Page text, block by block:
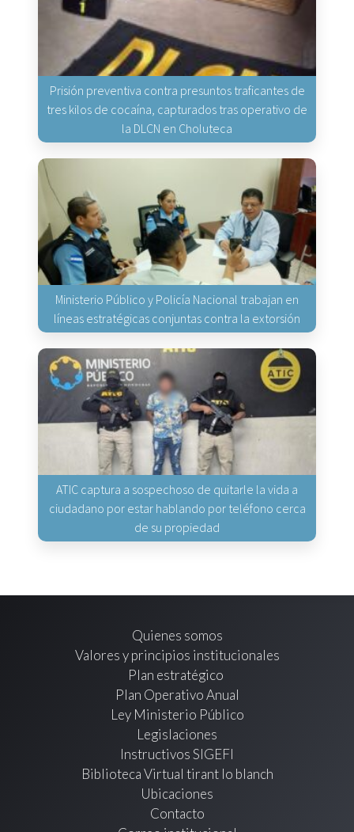
Prisión preventiva contra presuntos traficantes de
tres kilos de cocaína, capturados tras operativo de
la DLCN en Choluteca
Ministerio Público y Policía Nacional trabajan en
líneas estratégicas conjuntas contra la extorsión
ATIC captura a sospechoso de quitarle la vida a
ciudadano por estar hablando por teléfono cerca
de su propiedad
Quienes somos
Valores y principios institucionales
Plan estratégico
Plan Operativo Anual
Ley Ministerio Público
Legislaciones
Instructivos SIGEFI
Biblioteca Virtual tirant lo blanch
Ubicaciones
Contacto